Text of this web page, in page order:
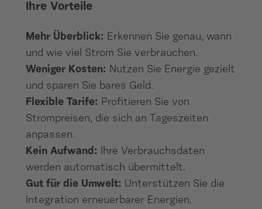
Ihre Vorteile
Mehr Überblick: Erkennen Sie genau, wann
und wie viel Strom Sie verbrauchen.
Weniger Kosten: Nutzen Sie Energie gezielt
und sparen Sie bares Geld.
Flexible Tarife: Profitieren Sie von
Strompreisen, die sich an Tageszeiten
anpassen.
Kein Aufwand:
Ihre Verbrauchsdaten
werden automatisch übermittelt.
Gut für die Umwelt: Unterstützen Sie die
Integration erneuerbarer Energien.